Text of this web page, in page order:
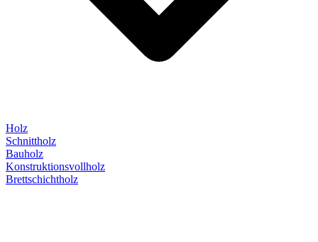
Holz
Schnittholz
Bauholz
Konstruktionsvollholz
Brettschichtholz